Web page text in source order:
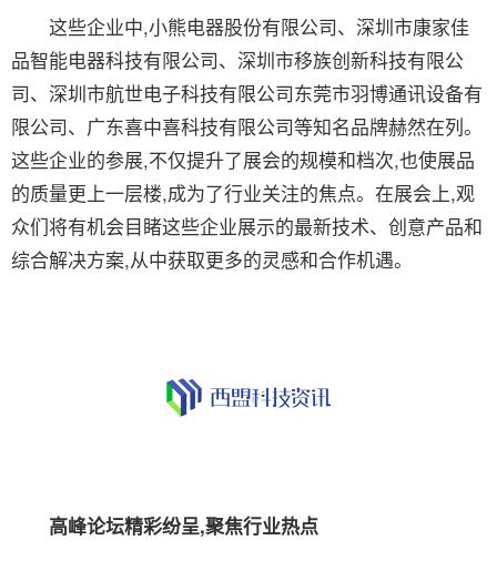
这些企业中,小熊电器股份有限公司、深圳市康家佳
品智能电器科技有限公司、深圳市移族创新科技有限公
司、深圳市航世电子科技有限公司东莞市羽博通讯设备有
限公司、广东喜中喜科技有限公司等知名品牌赫然在列。
这些企业的参展,不仅提升了展会的规模和档次,也使展品
的质量更上一层楼,成为了行业关注的焦点。在展会上,观
众们将有机会目睹这些企业展示的最新技术、创意产品和
综合解决方案,从中获取更多的灵感和合作机遇。
高峰论坛精彩纷呈,聚焦行业热点